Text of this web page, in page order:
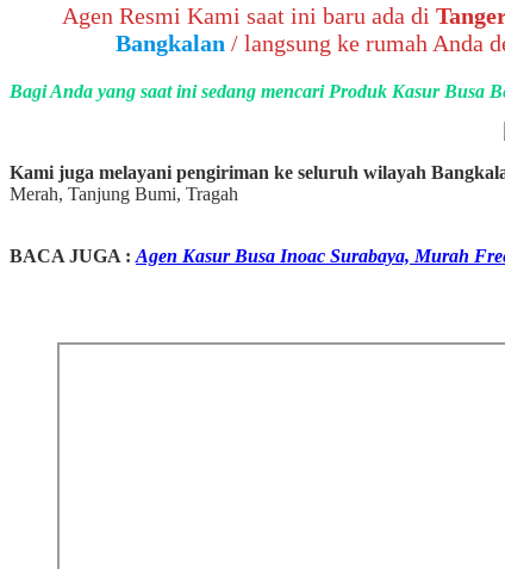
Agen Resmi Kami saat ini baru ada di
Bangkalan / langsung ke rumah Anda
Bagi Anda yang saat ini sedang mencari Produk Kasur Busa
Kami juga melayani pengiriman ke seluruh wilayah
Merah, Tanjung Bumi, Tragah
BACA JUGA : Agen Kasur Busa Inoac Surabaya, Murah